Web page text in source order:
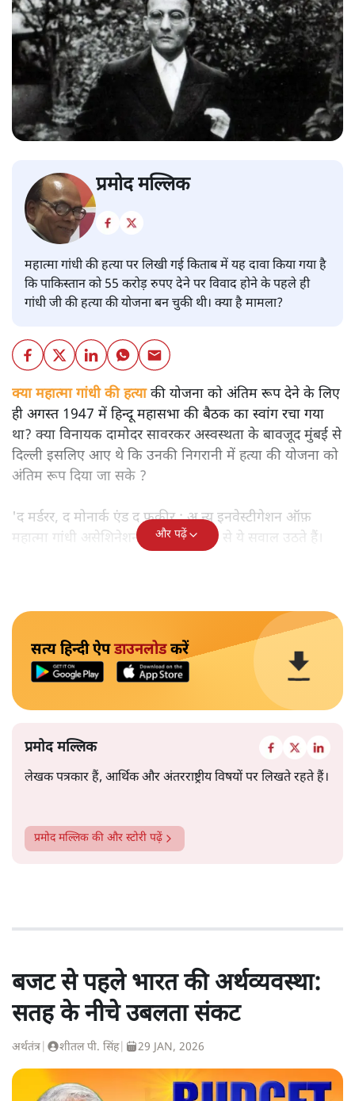
प्रमोद मल्लिक
महात्मा गांधी की हत्या पर लिखी गई किताब में यह दावा किया गया है
कि पाकिस्तान को 55 करोड़ रुपए देने पर विवाद होने के पहले ही
गांधी जी की हत्या की योजना बन चुकी थी। क्या है मामला?
क्या महात्मा गांधी की हत्याकी योजना को अंतिम रूप देने के लिए
ही अगस्त 1947 में हिन्दू महासभा की बैठक का स्वांग रचा गया
था? क्या विनायक दामोदर सावरकर अस्वस्थता के बावजूद मुंबई से
दिल्ली इसलिए आए थे कि उनकी निगरानी में हत्या की योजना को
अंतिम रूप दिया जा सके ?
'द मर्डरर, द मोनार्क एंड द फ़कीर : अ न्यू इनवेस्टीगेशन ऑफ़
महात्मा गांधी असेशिनेशन' नामक किताब से ये सवाल उठते हैं।
और पढ़ें
सत्य हिन्दी ऐपडाउनलोडकरें
प्रमोद मल्लिक
लेखक पत्रकार हैं, आर्थिक और अंतरराष्ट्रीय विषयों पर लिखते रहते हैं।
प्रमोद मल्लिक की और स्टोरी पढ़ें
बजट से पहले भारत की अर्थव्यवस्था:
सतह के नीचे उबलता संकट
अर्थतंत्र शीतल पी. सिंह| 29 JAN, 2026